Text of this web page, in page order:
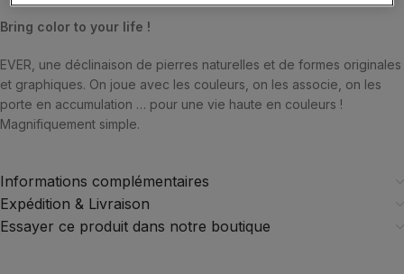
Bring color to your life !
EVER, une déclinaison de pierres naturelles et de formes originales
et graphiques. On joue avec les couleurs, on les associe, on les
porte en accumulation … pour une vie haute en couleurs !
Magnifiquement simple.
Informations complémentaires
Expédition & Livraison
Essayer ce produit dans notre boutique